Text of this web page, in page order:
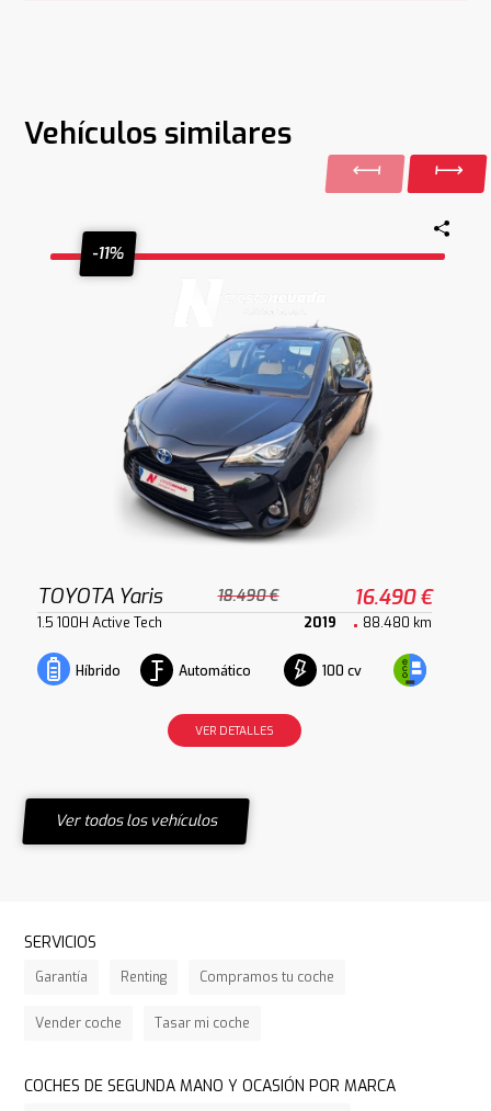
Vehículos similares
-11%
TOYOTA Yaris 18.490 € 16.490 €
1.5 100H Active Tech 2019 88.480 km
Híbrido Automático 100 cv
VER DETALLES
Ver todos los vehículos
SERVICIOS
Garantía Renting Compramos tu coche
Vender coche Tasar mi coche
COCHES DE SEGUNDA MANO Y OCASIÓN POR MARCA